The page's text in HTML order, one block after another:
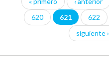
Páginas
620
621 622
siguiente ›